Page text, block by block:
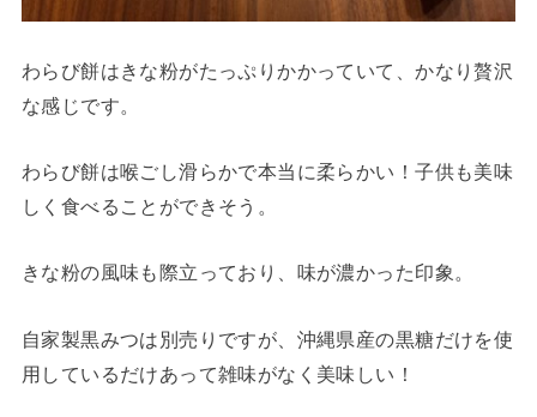
わらび餅はきな粉がたっぷりかかっていて、かなり贅沢
な感じです。
わらび餅は喉ごし滑らかで本当に柔らかい！子供も美味
しく食べることができそう。
きな粉の風味も際立っており、味が濃かった印象。
自家製黒みつは別売りですが、沖縄県産の黒糖だけを使
用しているだけあって雑味がなく美味しい！